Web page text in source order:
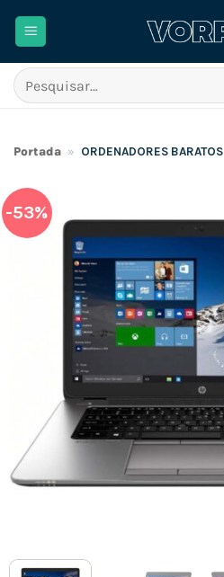
Pesquisar
por:
Portada » ORDENADORES BARATOS
-53%